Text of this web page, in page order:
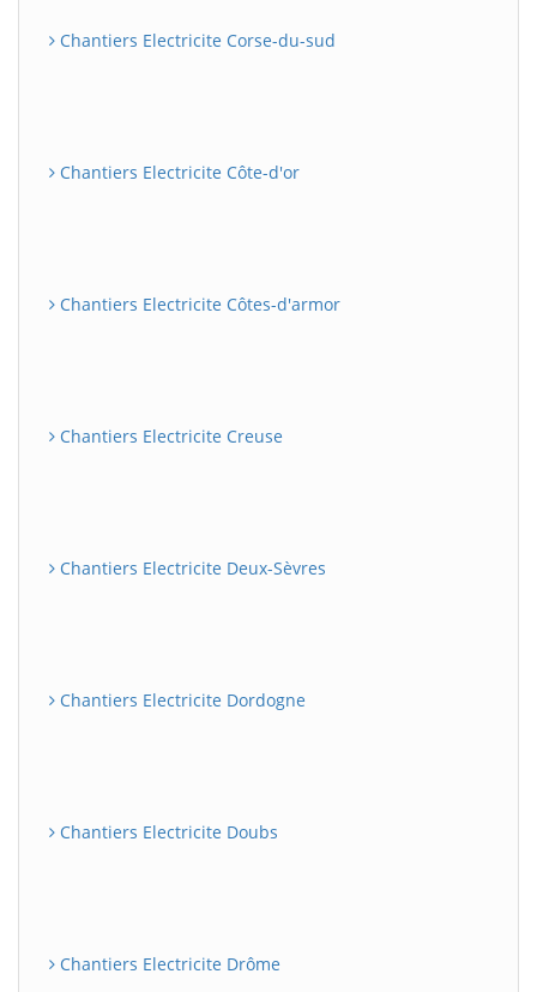
Chantiers Electricite Corse-du-sud
Chantiers Electricite Côte-d'or
Chantiers Electricite Côtes-d'armor
Chantiers Electricite Creuse
Chantiers Electricite Deux-Sèvres
Chantiers Electricite Dordogne
Chantiers Electricite Doubs
Chantiers Electricite Drôme